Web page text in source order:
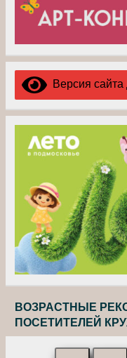
Версия сайта
ВОЗРАСТНЫЕ
ПОСЕТИТЕЛЕЙ